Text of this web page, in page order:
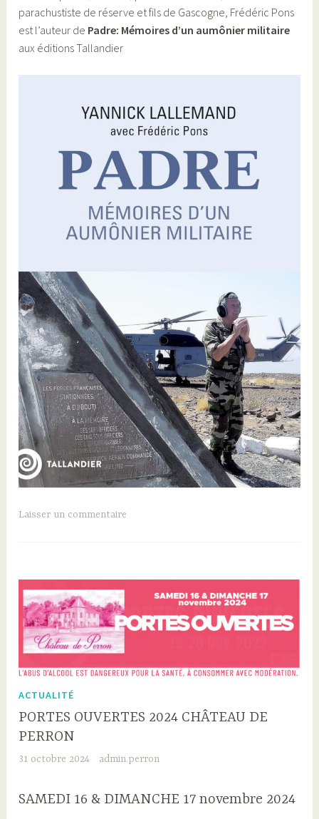
parachustiste de réserve et fils de Gascogne, Frédéric Pons
est l’auteur de Padre: Mémoires d’un aumônier militaire
aux éditions Tallandier
Laisser un commentaire
ACTUALITÉ
PORTES OUVERTES 2024 CHÂTEAU DE
PERRON
31 octobre 2024 admin.perron
SAMEDI 16 & DIMANCHE 17 novembre 2024